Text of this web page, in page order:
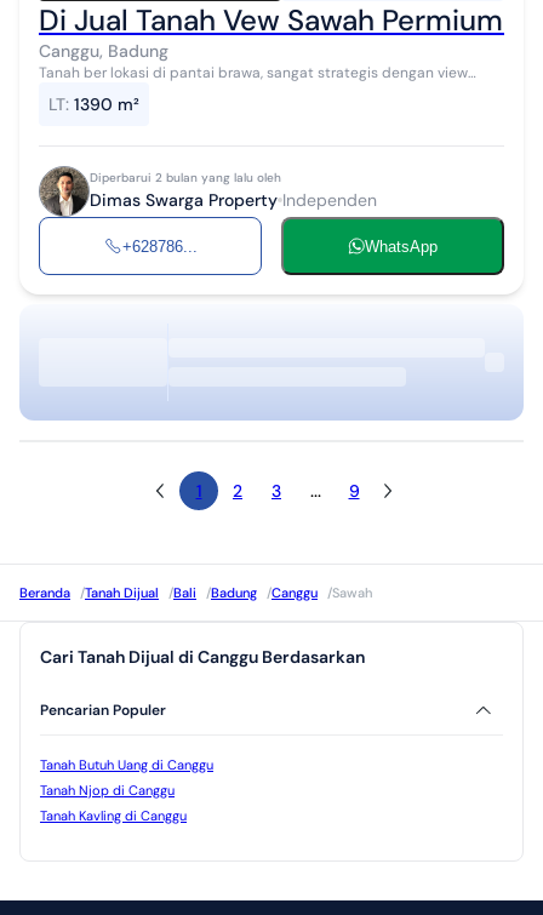
Di Jual Tanah Vew Sawah Permium
Canggu, Badung
Tanah ber lokasi di pantai brawa, sangat strategis dengan view
lain nya. zona campur...
LT: 1390 m²
Diperbarui 2 bulan yang lalu oleh
Dimas Swarga Property Independen
+628786... WhatsApp
1 2 3 ... 9
Beranda /Tanah Dijual /Bali /Badung /Canggu /Sawah
Cari Tanah Dijual di Canggu Berdasarkan
Pencarian Populer
Tanah Butuh Uang di Canggu
Tanah Njop di Canggu
Tanah Kavling di Canggu